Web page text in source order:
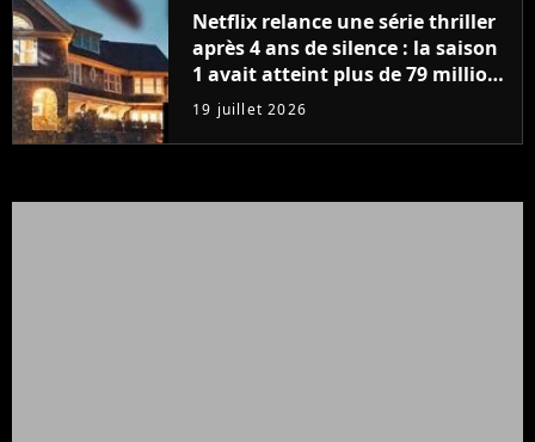
Netflix relance une série thriller
après 4 ans de silence : la saison
1 avait atteint plus de 79 millions
de vues
19 juillet 2026